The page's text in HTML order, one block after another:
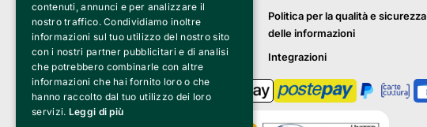
Politica per la qualità e sicurezza
delle informazioni
Integrazioni
contenuti, annunci e per analizzare il
nostro traffico. Condividiamo inoltre
informazioni sul tuo utilizzo del nostro sito
con i nostri partner pubblicitari e di analisi
che potrebbero combinarle con altre
informazioni che hai fornito loro o che
hanno raccolto dal tuo utilizzo dei loro
servizi. Leggi di più